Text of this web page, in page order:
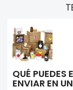
QUÉ PUEDES
ENVIAR EN